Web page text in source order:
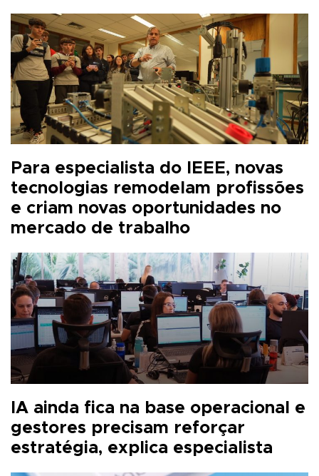
Para especialista do IEEE, novas
tecnologias remodelam profissões
e criam novas oportunidades no
mercado de trabalho
IA ainda fica na base operacional e
gestores precisam reforçar
estratégia, explica especialista